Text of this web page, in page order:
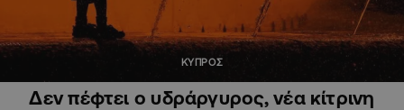
ΚΥΠΡΟΣ
Δεν πέφτει ο υδράργυρος, νέα κίτρινη